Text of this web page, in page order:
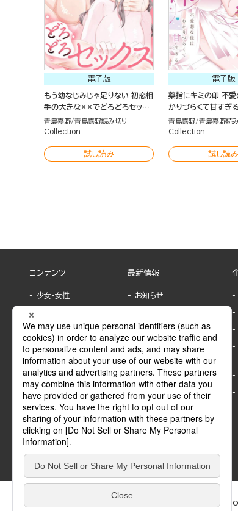
電子版
もう幼なじみじゃ足りない 初恋相
手の大きな××でどろどろセック
ス（単話版）
青島嘉野 青島嘉野読み切り
Collection
試し読み
電子版
薬指にキミの印 不
かりづらくて甘すぎる
青島嘉野 青島嘉野読
Collection
試し読み
コンテンツ
少女・女性
BL
ライトノベル
青年・一般
グラビア・写真
モーター誌
SPECIAL
Sublicense
最新情報
お知らせ
報
書店様へ
海外ライセンシー
公式SNSアカウ
ント
作家一覧
Keyword list
Author list
ぶんか社が運営するサイトでは、利便性向上のために